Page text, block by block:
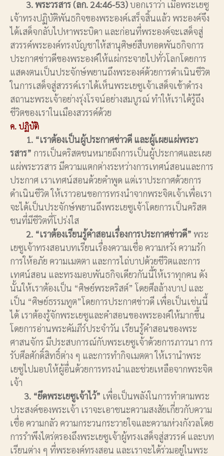
3. พระวรสาร (ลก. 24:46-53)บอกเราว่า เมื่อพระเยซู
เจ้าทรงปฏิบัติพันธกิจของพระองค์เสร็จสิ้นแล้ว พระองค์จึง
ได้เสด็จกลับไปหาพระบิดา และก่อนที่พระองค์จะเสด็จสู่
สวรรค์พระองค์ทรงบัญชาให้สานุศิษย์สืบทอดพันธกิจการ
ประกาศข่าวดีของพระองค์ให้แผ่กระจายไปทั่วโลกโดยการ
แสดงตนเป็นประจักษ์พยานถึงพระองค์ด้วยการดำเนินชีวิต
ในการเสด็จสู่สวรรค์เราได้เห็นพระเยซูเจ้าเสด็จเข้าดำรง
สถานะพระเจ้าอย่างรุ่งโรจน์อย่างสมบูรณ์ ทำให้เราได้รู้ถึง
ชีวิตของเราในเมืองสวรรค์ด้วย
ค. ปฏิบัติ
1. “เราต้องเป็นผู้ประกาศข่าวดี และผู้เผยแผ่พระว
รสาร” การเป็นคริสตชนหมายถึงการเป็นผู้ประกาศและเผย
แผ่พระวรสาร มีความแตกต่างระหว่างการเทศน์สอนและการ
ประกาศ เราเทศน์สอนด้วยคำพูด แต่เราประกาศด้วยการ
ดำเนินชีวิต ให้เราวอนขอการทรงนำจากพระจิตเจ้าเพื่อเรา
จะได้เป็นประจักษ์พยานถึงพระเยซูเจ้าโดยการเป็นคริสต
ชนที่มีชีวิตที่โปร่งใส
2. “เราต้องเรียนรู้คำสอนเรื่องการประกาศข่าวดี” พระ
เยซูเจ้าทรงสอนบทเรียนเรื่องความเชื่อ ความหวัง ความรัก
การให้อภัย ความเมตตา และการไถ่บาปด้วยชีวิตและการ
เทศน์สอน และทรงมอบพันธกิจเดียวกันนี้ให้เราทุกคน ดัง
นั้นให้เราต้องเป็น “ศิษย์พระคริสต์” โดยศีลล้างบาป และ
เป็น “ศิษย์ธรรมทูต”โดยการประกาศข่าวดี เพื่อเป็นเช่นนี้
ได้ เราต้องรู้จักพระเยซูและคำสอนของพระองค์ให้มากขึ้น
โดยการอ่านพระคัมภีร์ประจำวัน เรียนรู้คำสอนของพระ
ศาสนจักร มีประสบการณ์กับพระเยซูเจ้าด้วยการภาวนา การ
รับศีลศักดิ์สิทธิ์ต่าง ๆ และการทำกิจเมตตา ให้เรานำพระ
เยซูไปมอบให้ผู้อื่นด้วยการทรงนำและช่วยเหลือจากพระจิต
เจ้า
3. “ยึดพระเยซูเจ้าไว้” เพื่อเป็นพลังในการทำตามพระ
ประสงค์ของพระเจ้า เราจะเอาชนะความสงสัยเกี่ยวกับความ
เชื่อ ความกลัว ความกระวนกระวายใจและความห่วงกังวลโดย
การรำพึงไตร่ตรองถึงพระเยซูเจ้าผู้ทรงเสด็จสู่สวรรค์ และบท
เรียนต่าง ๆ ที่พระองค์ทรงสอน และเราจะได้ร่วมอยู่ในพระ